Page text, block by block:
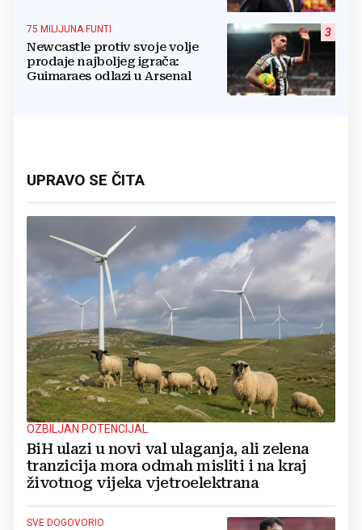
3
75 MILIJUNA FUNTI
Newcastle protiv svoje volje
prodaje najboljeg igrača:
Guimaraes odlazi u Arsenal
UPRAVO SE ČITA
OZBILJAN POTENCIJAL
BiH ulazi u novi val ulaganja, ali zelena
tranzicija mora odmah misliti i na kraj
životnog vijeka vjetroelektrana
SVE DOGOVORIO